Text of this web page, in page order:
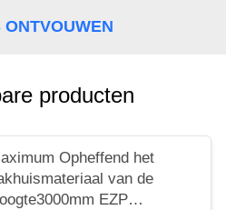
ONTVOUWEN
producten
Opheffend het
van de
EZP